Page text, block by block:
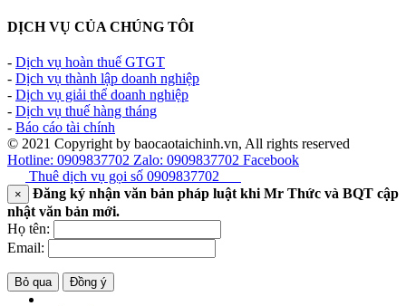
DỊCH VỤ CỦA CHÚNG TÔI
- Dịch vụ hoàn thuế GTGT
- Dịch vụ thành lập doanh nghiệp
- Dịch vụ giải thể doanh nghiệp
- Dịch vụ thuế hàng tháng
- Báo cáo tài chính
© 2021 Copyright by baocaotaichinh.vn, All rights reserved
Hotline: 0909837702 Zalo: 0909837702 Facebook
Thuê dịch vụ gọi số 0909837702
×
Đăng ký nhận văn bản pháp luật khi Mr Thức và BQT cập
nhật văn bản mới.
Họ tên:
Email:
Bỏ qua Đồng ý